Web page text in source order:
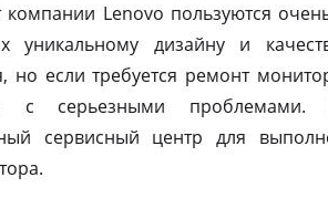
Lenovo пользуются
уникальному дизайну и
но если требуется ремонт
с серьезными
сервисный центр для